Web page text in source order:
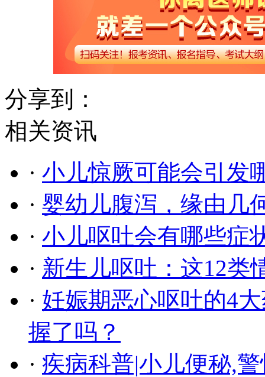
分享到：
相关资讯
· 小儿惊厥可能会引发
· 婴幼儿腹泻，缘由几
· 小儿呕吐会有哪些症
· 新生儿呕吐：这12类
· 妊娠期恶心呕吐的4
握了吗？
· 疾病科普|小儿便秘,